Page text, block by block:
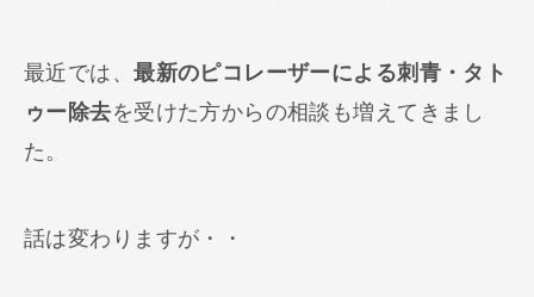
最近では、最新のピコレーザーによる刺青・タト
ゥー除去を受けた方からの相談も増えてきまし
た。
話は変わりますが・・